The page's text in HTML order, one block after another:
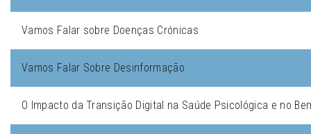
Vamos Falar sobre Doenças Crónicas
Vamos Falar Sobre Desinformação
O Impacto da Transição Digital na Saúde Psicológica e no